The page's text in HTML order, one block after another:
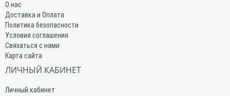
О нас
Доставка и Оплата
Политика безопасности
Условия соглашения
Связаться с нами
Карта сайта
ЛИЧНЫЙ КАБИНЕТ
Личный кабинет